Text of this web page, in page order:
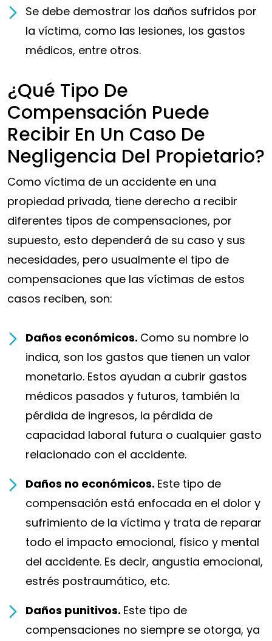
Se debe demostrar los daños sufridos por
la víctima, como las lesiones, los gastos
médicos, entre otros.
¿Qué Tipo De
Compensación Puede
Recibir En Un Caso De
Negligencia Del Propietario?
Como víctima de un accidente en una
propiedad privada, tiene derecho a recibir
diferentes tipos de compensaciones, por
supuesto, esto dependerá de su caso y sus
necesidades, pero usualmente el tipo de
compensaciones que las víctimas de estos
casos reciben, son:
Daños económicos. Como su nombre lo
indica, son los gastos que tienen un valor
monetario. Estos ayudan a cubrir gastos
médicos pasados y futuros, también la
pérdida de ingresos, la pérdida de
capacidad laboral futura o cualquier gasto
relacionado con el accidente.
Daños no económicos. Este tipo de
compensación está enfocada en el dolor y
sufrimiento de la víctima y trata de reparar
todo el impacto emocional, físico y mental
del accidente. Es decir, angustia emocional,
estrés postraumático, etc.
Daños punitivos. Este tipo de
compensaciones no siempre se otorga, ya